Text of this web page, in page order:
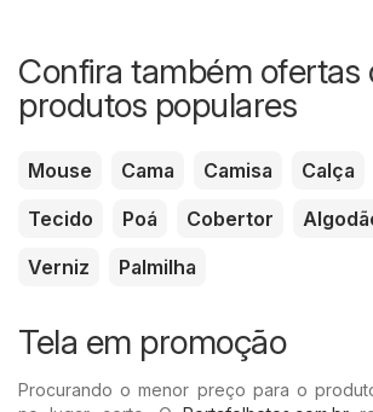
Confira também ofertas
produtos populares
Mouse Cama Camisa Calça
Tecido
Poá Cobertor
Verniz
Palmilha
Tela em promoção
Procurando o menor preço para o